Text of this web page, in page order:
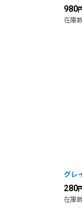
980
在庫
グレ
280
在庫